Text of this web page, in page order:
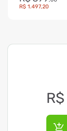
R$ 1.497,20
R$